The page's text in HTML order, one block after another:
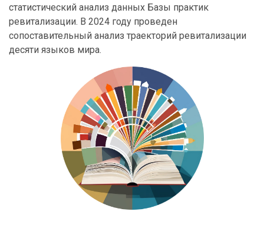
статистический анализ данных Базы практик
ревитализации. В 2024 году проведен
сопоставительный анализ траекторий ревитализации
десяти языков мира.